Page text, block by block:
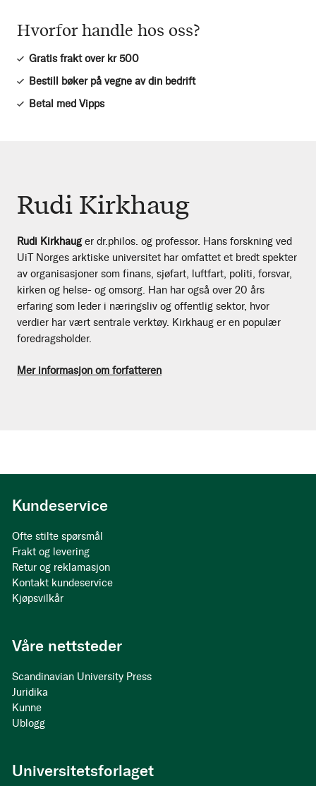
Hvorfor handle hos oss?
Gratis frakt over kr 500
Bestill bøker på vegne av din bedrift
Betal med Vipps
Rudi Kirkhaug
Rudi Kirkhauger dr.philos. og professor. Hans forskning ved
UiT Norges arktiske universitet har omfattet et bredt spekter
av organisasjoner som finans, sjøfart, luftfart, politi, forsvar,
kirken og helse- og omsorg. Han har også over 20 års
erfaring som leder i næringsliv og offentlig sektor, hvor
verdier har vært sentrale verktøy. Kirkhaug er en populær
foredragsholder.
Mer informasjon om forfatteren
Kundeservice
Ofte stilte spørsmål
Frakt og levering
Retur og reklamasjon
Kontakt kundeservice
Kjøpsvilkår
Våre nettsteder
Scandinavian University Press
Juridika
Kunne
Ublogg
Universitetsforlaget